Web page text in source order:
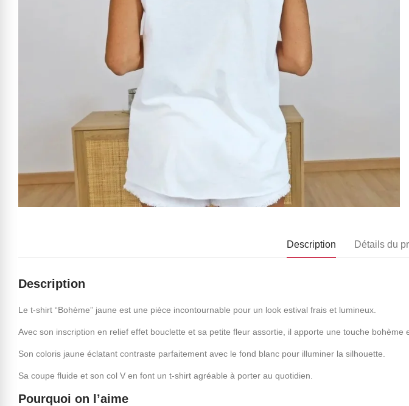
Description Détails du
Description
Le t-shirt “Bohème” jaune est une pièce incontournable pour un look estival frais et lumineux.
Avec son inscription en relief effet bouclette et sa petite fleur assortie, il apporte une touche bohème
Son coloris jaune éclatant contraste parfaitement avec le fond blanc pour illuminer la silhouette.
Sa coupe fluide et son col V en font un t-shirt agréable à porter au quotidien.
Pourquoi on l’aime